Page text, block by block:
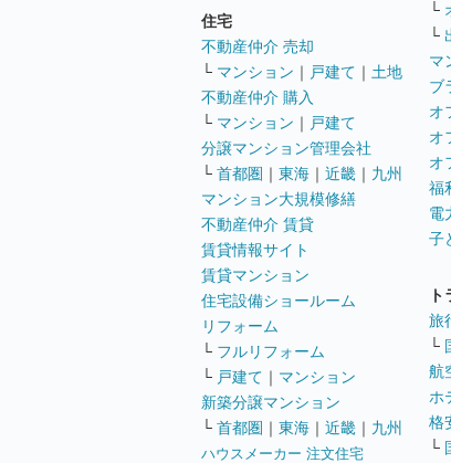
住宅
不動産仲介 売却
└ マンション ｜ 戸建て ｜ 土地
不動産仲介 購入
└ マンション ｜ 戸建て
分譲マンション管理会社
└ 首都圏 ｜ 東海 ｜ 近畿 ｜ 九州
マンション大規模修繕
不動産仲介 賃貸
賃貸情報サイト
賃貸マンション
住宅設備ショールーム
リフォーム
└ フルリフォーム
└ 戸建て ｜ マンション
新築分譲マンション
└ 首都圏 ｜ 東海 ｜ 近畿 ｜ 九州
ハウスメーカー 注文住宅
└
└
マ
ブ
オ
オ
オ
福
電
子
旅
└
航
ホ
格
└